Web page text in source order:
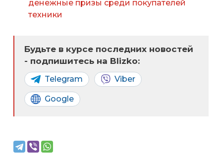
денежные призы среди покупателей
техники
Будьте в курсе последних новостей
- подпишитесь на Blizko:
Telegram Viber
Google